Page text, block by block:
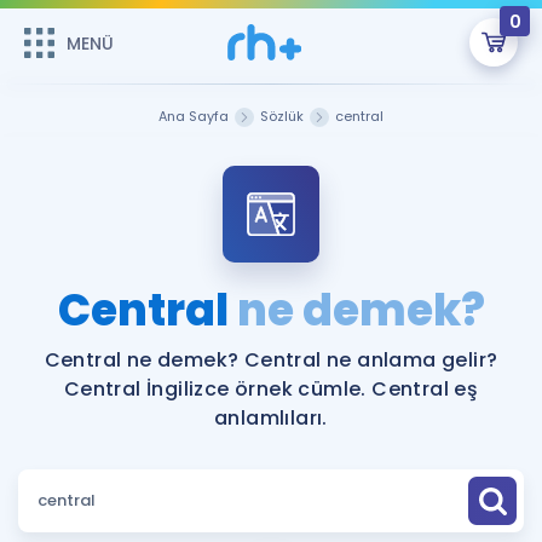
MENÜ
0
ÜYE DEĞİLİM
Sepetin Şu An Boş.
Remzi Hoca ile seni sınava hazırlayacak onlarca eğitim seni
bekliyor!
MENÜ
Faydalı Araçlar
Sözlük
Hakkımızda
Ana Sayfa Sözlük central
Centralne demek?
Central ne demek? Central ne anlama gelir?
Central İngilizce örnek cümle. Central eş
anlamlıları.